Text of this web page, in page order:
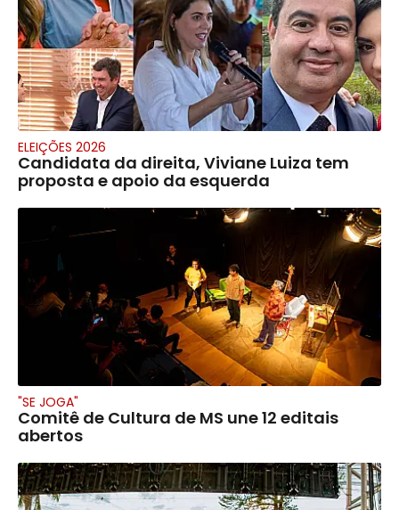
ELEIÇÕES 2026
Candidata da direita, Viviane Luiza tem
proposta e apoio da esquerda
"SE JOGA"
Comitê de Cultura de MS une 12 editais
abertos